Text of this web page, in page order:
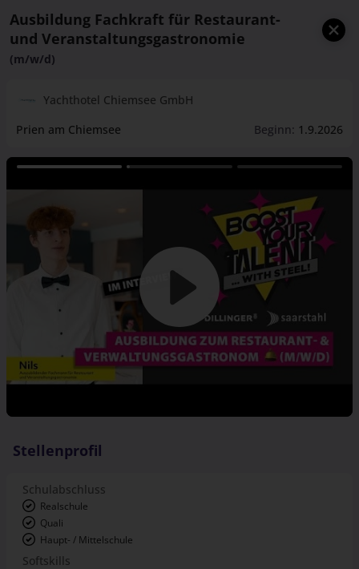
Ausbildung Fachkraft für Restaurant-
und Veranstaltungsgastronomie
(m/w/d)
Yachthotel Chiemsee GmbH
Prien am Chiemsee
Beginn: 1.9.2026
Stellenprofil
Schulabschluss
Realschule
Quali
Haupt- / Mittelschule
Softskills